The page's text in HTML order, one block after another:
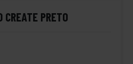
CREATE PRETO